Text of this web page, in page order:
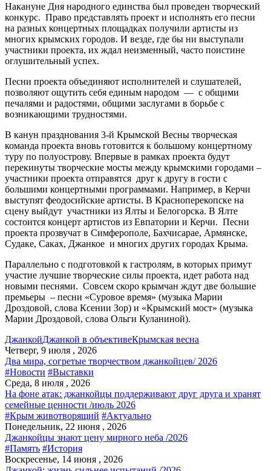
Накануне Дня народного единства был проведен творческий
конкурс. Право представлять проект и исполнять его песни
на разных концертных площадках получили артисты из
многих крымских городов. И везде, где бы ни выступали
участники проекта, их ждал неизменный, часто поистине
оглушительный успех.
Песни проекта объединяют исполнителей и слушателей,
позволяют ощутить себя единым народом — с общими
печалями и радостями, общими заслугами в борьбе с
возникающими трудностями.
В канун празднования 3-й Крымской Весны творческая
команда проекта вновь готовится к большому концертному
туру по полуострову. Впервые в рамках проекта будут
перекинуты творческие мосты между крымскими городами –
участники проекта отправятся друг к другу в гости с
большими концертными программами. Например, в Керчи
выступят феодосийские артисты. В Красноперекопске на
сцену выйдут участники из Ялты и Белогорска. В Ялте
состоится концерт артистов из Евпатории и Керчи. Песни
проекта прозвучат в Симферополе, Бахчисарае, Армянске,
Судаке, Саках, Джанкое и многих других городах Крыма.
Параллельно с подготовкой к гастролям, в которых примут
участие лучшие творческие силы проекта, идет работа над
новыми песнями. Совсем скоро крымчан ждут две большие
премьеры – песни «Суровое время» (музыка Марии
Дроздовой, слова Ксении Зор) и «Крымский мост» (музыка
Марии Дроздовой, слова Ольги Куланиной).
ДжанкойДжанкой в объективеКрымская весна
Четверг, 9 июля , 2026
Два мира, согретые творчеством джанкойцев/ 2026
#Новости #Выставки
Среда, 8 июля , 2026
На фоне атак: джанкойцы поддерживают друг друга и хранят
семейные ценности /июль 2026
#Крым животворящий #Актуально
Понедельник, 22 июня , 2026
Джанкойцы знают цену мирного неба /2026
#Память #История
Воскресенье, 14 июня , 2026